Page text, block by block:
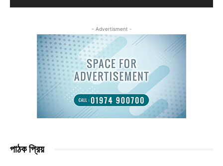
- Advertisment -
পাঠক প্রিয়